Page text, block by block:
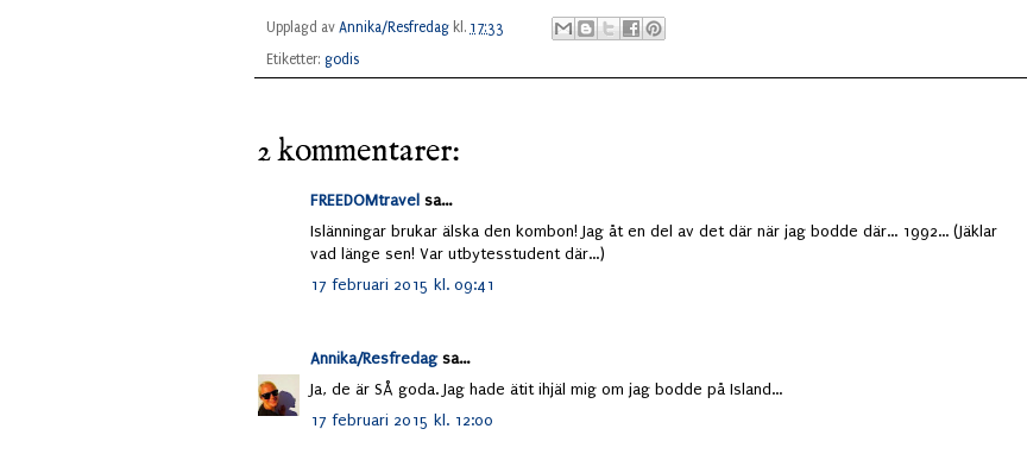
Upplagd av Annika/Resfredag kl. 17:33
Etiketter: godis
2 kommentarer:
FREEDOMtravel sa...
Islänningar brukar älska den kombon! Jag åt en del av det där när jag bodde där... 1992... (Jäklar
vad länge sen! Var utbytesstudent där...)
17 februari 2015 kl. 09:41
Annika/Resfredagsa...
Ja, de är SÅ goda. Jag hade ätit ihjäl mig om jag bodde på Island...
17 februari 2015 kl. 12:00